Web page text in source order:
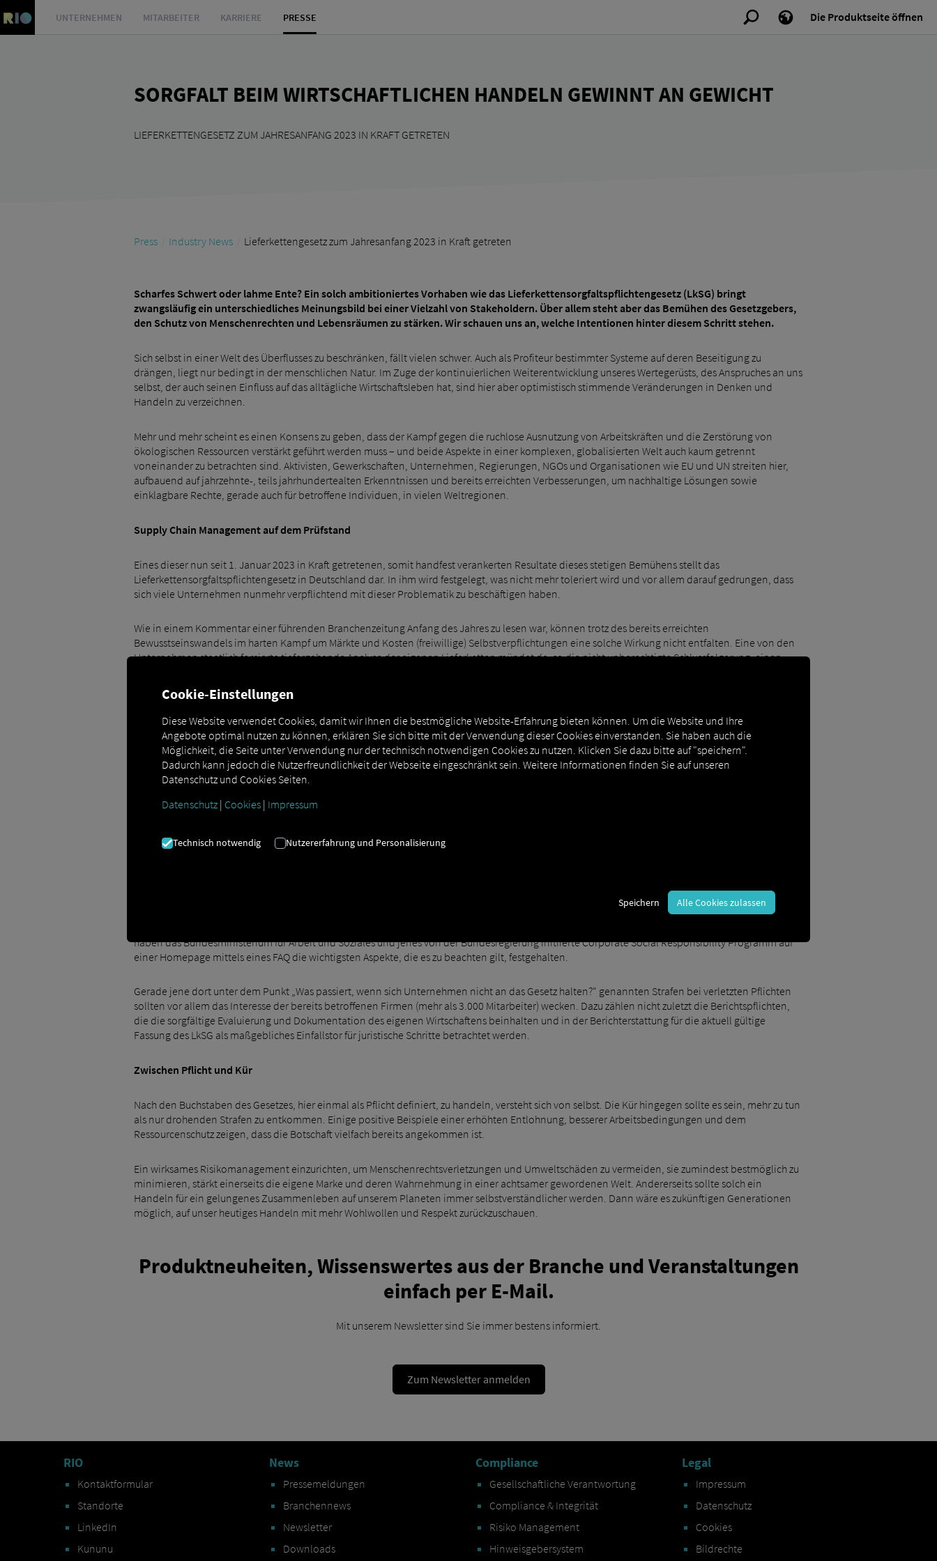
UNTERNEHMEN MITARBEITER KARRIERE PRESSE Die Produktseite öffnen
SORGFALT BEIM WIRTSCHAFTLICHEN HANDELN GEWINNT AN GEWICHT
LIEFERKETTENGESETZ ZUM JAHRESANFANG 2023 IN KRAFT GETRETEN
Press Industry News Lieferkettengesetz zum Jahresanfang 2023 in Kraft getreten
Scharfes Schwert oder lahme Ente? Ein solch ambitioniertes Vorhaben wie das Lieferkettensorgfaltspflichtengesetz (LkSG) bringt
zwangsläufig ein unterschiedliches Meinungsbild bei einer Vielzahl von Stakeholdern. Über allem steht aber das Bemühen des Gesetzgebers,
den Schutz von Menschenrechten und Lebensräumen zu stärken. Wir schauen uns an, welche Intentionen hinter diesem Schritt stehen.
Sich selbst in einer Welt des Überflusses zu beschränken, fällt vielen schwer. Auch als Profiteur bestimmter Systeme auf deren Beseitigung zu
drängen, liegt nur bedingt in der menschlichen Natur. Im Zuge der kontinuierlichen Weiterentwicklung unseres Wertegerüsts, des Anspruches an uns
selbst, der auch seinen Einfluss auf das alltägliche Wirtschaftsleben hat, sind hier aber optimistisch stimmende Veränderungen in Denken und
Handeln zu verzeichnen.
Mehr und mehr scheint es einen Konsens zu geben, dass der Kampf gegen die ruchlose Ausnutzung von Arbeitskräften und die Zerstörung von
ökologischen Ressourcen verstärkt geführt werden muss – und beide Aspekte in einer komplexen, globalisierten Welt auch kaum getrennt
voneinander zu betrachten sind. Aktivisten, Gewerkschaften, Unternehmen, Regierungen, NGOs und Organisationen wie EU und UN streiten hier,
aufbauend auf jahrzehnte-, teils jahrhundertealten Erkenntnissen und bereits erreichten Verbesserungen, um nachhaltige Lösungen sowie
einklagbare Rechte, gerade auch für betroffene Individuen, in vielen Weltregionen.
Supply Chain Management auf dem Prüfstand
Eines dieser nun seit 1. Januar 2023 in Kraft getretenen, somit handfest verankerten Resultate dieses stetigen Bemühens stellt das
Lieferkettensorgfaltspflichtengesetz in Deutschland dar. In ihm wird festgelegt, was nicht mehr toleriert wird und vor allem darauf gedrungen, dass
sich viele Unternehmen nunmehr verpflichtend mit dieser Problematik zu beschäftigen haben.
Wie in einem Kommentar einer führenden Branchenzeitung Anfang des Jahres zu lesen war, können trotz des bereits erreichten
Bewusstseinswandels im harten Kampf um Märkte und Kosten (freiwillige) Selbstverpflichtungen eine solche Wirkung nicht entfalten. Eine von den
Unternehmen staatlich forcierte tiefergehende Analyse der eigenen Lieferketten mündet da, so die nicht unberechtigte Schlussfolgerung, einen
keine Zwangsarbeit und Folter
keine Kinderarbeit
Verhinderung von Lohn-Dumping
Gewährleistung von Vereinigungs- und Koalitionsfreiheit
Ressourcenschutz mit Blick auf Verbrauch und Abfälle
Das im LkSG-Kontext zu bearbeitende Feld der Corporate Social Responsibility besitzt, die Einleitung dieses Textes hat es kurz angerissen,
haben das Bundesministerium für Arbeit und Soziales und jenes von der Bundesregierung initiierte Corporate Social Responsibility Programm auf
einer Homepage mittels eines FAQ die wichtigsten Aspekte, die es zu beachten gilt, festgehalten.
Gerade jene dort unter dem Punkt „Was passiert, wenn sich Unternehmen nicht an das Gesetz halten?“ genannten Strafen bei verletzten Pflichten
sollten vor allem das Interesse der bereits betroffenen Firmen (mehr als 3.000 Mitarbeiter) wecken. Dazu zählen nicht zuletzt die Berichtspflichten,
die die sorgfältige Evaluierung und Dokumentation des eigenen Wirtschaftens beinhalten und in der Berichterstattung für die aktuell gültige
Fassung des LkSG als maßgebliches Einfallstor für juristische Schritte betrachtet werden.
Zwischen Pflicht und Kür
Nach den Buchstaben des Gesetzes, hier einmal als Pflicht definiert, zu handeln, versteht sich von selbst. Die Kür hingegen sollte es sein, mehr zu tun
als nur drohenden Strafen zu entkommen. Einige positive Beispiele einer erhöhten Entlohnung, besserer Arbeitsbedingungen und dem
Ressourcenschutz zeigen, dass die Botschaft vielfach bereits angekommen ist.
Ein wirksames Risikomanagement einzurichten, um Menschenrechtsverletzungen und Umweltschäden zu vermeiden, sie zumindest bestmöglich zu
minimieren, stärkt einerseits die eigene Marke und deren Wahrnehmung in einer achtsamer gewordenen Welt. Andererseits sollte solch ein
Handeln für ein gelungenes Zusammenleben auf unserem Planeten immer selbstverständlicher werden. Dann wäre es zukünftigen Generationen
möglich, auf unser heutiges Handeln mit mehr Wohlwollen und Respekt zurückzuschauen.
Produktneuheiten, Wissenswertes aus der Branche und Veranstaltungen
einfach per E-Mail.
Mit unserem Newsletter sind Sie immer bestens informiert.
Zum Newsletter anmelden
RIO
Kontaktformular
Standorte
LinkedIn
Kununu
News
Pressemeldungen
Branchennews
Newsletter
Downloads
Compliance
Gesellschaftliche Verantwortung
Compliance & Integrität
Risiko Management
Hinweisgebersystem
Legal
Impressum
Datenschutz
Cookies
Bildrechte
Cookie-Einstellungen
Diese Website verwendet Cookies, damit wir Ihnen die bestmögliche Website-Erfahrung bieten können. Um die Website und Ihre
Angebote optimal nutzen zu können, erklären Sie sich bitte mit der Verwendung dieser Cookies einverstanden. Sie haben auch die
Möglichkeit, die Seite unter Verwendung nur der technisch notwendigen Cookies zu nutzen. Klicken Sie dazu bitte auf "speichern".
Dadurch kann jedoch die Nutzerfreundlichkeit der Webseite eingeschränkt sein. Weitere Informationen finden Sie auf unseren
Datenschutz und Cookies Seiten.
Datenschutz | Cookies | Impressum
Technisch notwendig Nutzererfahrung und Personalisierung
Speichern Alle Cookies zulassen